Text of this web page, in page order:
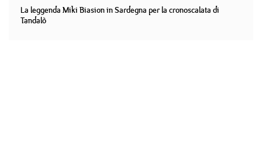
La leggenda Miki Biasion in Sardegna per la cronoscalata di
Tandalò